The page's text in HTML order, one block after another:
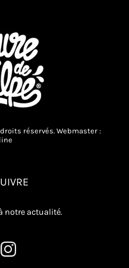
réservés. Webmaster :
notre actualité.